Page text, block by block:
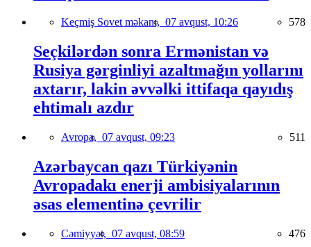
Keçmiş Sovet məkanı, 07 avqust, 10:26 578
Seçkilərdən sonra Ermənistan və
Rusiya gərginliyi azaltmağın yollarını
axtarır, lakin əvvəlki ittifaqa qayıdış
ehtimalı azdır
Avropa, 07 avqust, 09:23 511
Azərbaycan qazı Türkiyənin
Avropadakı enerji ambisiyalarının
əsas elementinə çevrilir
Cəmiyyət, 07 avqust, 08:59 476